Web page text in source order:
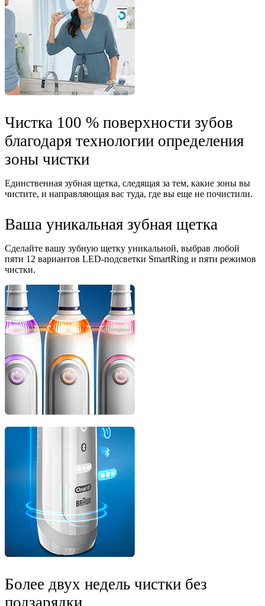
Чистка 100 % поверхности зубов
благодаря технологии определения
зоны чистки
Единственная зубная щетка, следящая за тем, какие зоны вы
чистите, и направляющая вас туда, где вы еще не почистили.
Ваша уникальная зубная щетка
Сделайте вашу зубную щетку уникальной, выбрав любой
пяти 12 вариантов LED-подсветки SmartRing и пяти режимов
чистки.
Более двух недель чистки без